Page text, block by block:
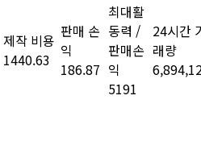
제작 비용
1440.63
판매 손
익
186.87
최대활
동력 /
판매손
익
5191
24시간
래량